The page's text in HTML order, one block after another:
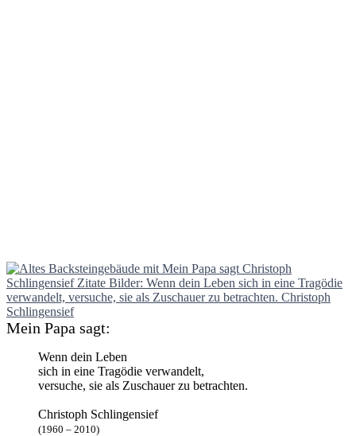
Mein Papa sagt:
Wenn dein Leben
sich in eine Tragödie verwandelt,
versuche, sie als Zuschauer zu betrachten.
Christoph Schlingensief
(1960 – 2010)